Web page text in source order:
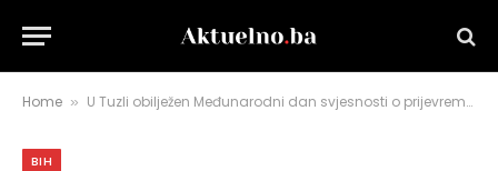
Home » U Tuzli obilježen Međunarodni dan svjesnosti o prijevremenom rođenju
BIH